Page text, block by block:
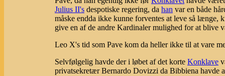
Julius II's despotiske regering, da han var en både
måske endda ikke kunne forventes at leve så længe,
give en af de andre Kardinaler mulighed for at blive
Leo X's tid som Pave kom da heller ikke til at vare
Selvfølgelig havde der i løbet af det korte Konklave
privatsekretær Bernardo Dovizzi da Bibbiena havde